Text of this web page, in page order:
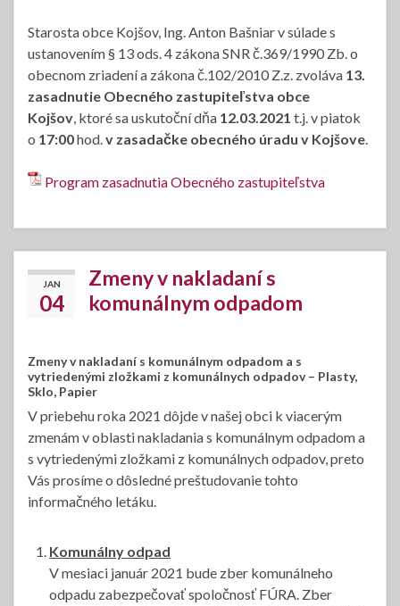
Starosta obce Kojšov, Ing. Anton Bašniar v súlade s
ustanovením § 13 ods. 4 zákona SNR č.369/1990 Zb. o
obecnom zriadení a zákona č.102/2010 Z.z. zvoláva 13.
zasadnutie Obecného zastupiteľstva obce
Kojšov, ktoré sa uskutoční dňa 12.03.2021 t.j. v piatok
o 17:00hod.v zasadačke obecného úradu v Kojšove.
Program zasadnutia Obecného zastupiteľstva
JAN
04
Zmeny v nakladaní s
komunálnym odpadom
Zmeny v nakladaní s komunálnym odpadom a s
vytriedenými zložkami z komunálnych odpadov – Plasty,
Sklo, Papier
V priebehu roka 2021 dôjde v našej obci k viacerým
zmenám v oblasti nakladania s komunálnym odpadom a
s vytriedenými zložkami z komunálnych odpadov, preto
Vás prosíme o dôsledné preštudovanie tohto
informačného letáku.
Komunálny odpad
V mesiaci január 2021 bude zber komunálneho
odpadu zabezpečovať spoločnosť FÚRA. Zber